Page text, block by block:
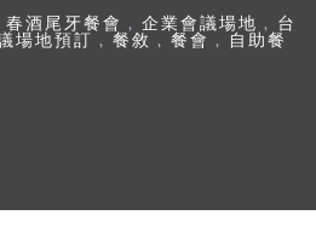
酒尾牙餐會﹐企業會議場地﹐台
場地預訂﹐餐敘﹐餐會﹐自助餐